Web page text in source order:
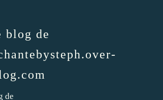
blog de